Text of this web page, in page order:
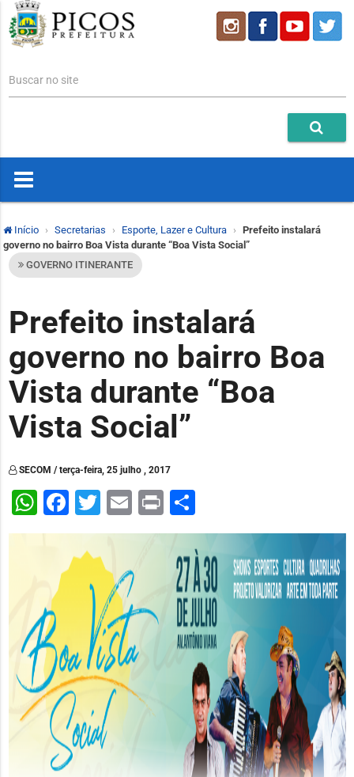
Buscar no site
Início Secretarias Esporte, Lazer e Cultura
Prefeito instalará
governo no bairro Boa Vista durante “Boa Vista Social”
GOVERNO ITINERANTE
Prefeito instalará
governo no bairro Boa
Vista durante “Boa
Vista Social”
SECOM / terça-feira, 25 julho , 2017
WhatsApp
Facebook
Twitter
Email
PrintShare